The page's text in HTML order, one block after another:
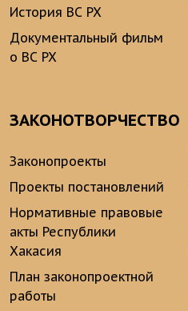
История ВС РХ
Документальный фильм
о ВС РХ
ЗАКОНОТВОРЧЕСТВО
Законопроекты
Проекты постановлений
Нормативные правовые
акты Республики
Хакасия
План законопроектной
работы